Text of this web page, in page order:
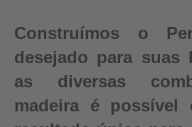
Construímos o
desejado para suas
as diversas
madeira é possível